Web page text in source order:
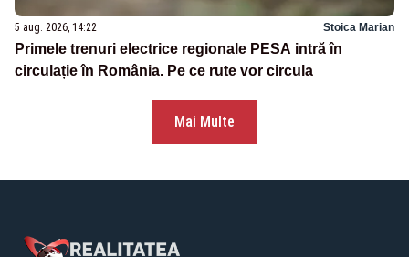
5 aug. 2026, 14:22 Stoica Marian
Primele trenuri electrice regionale PESA intră în
circulație în România. Pe ce rute vor circula
Mai Multe